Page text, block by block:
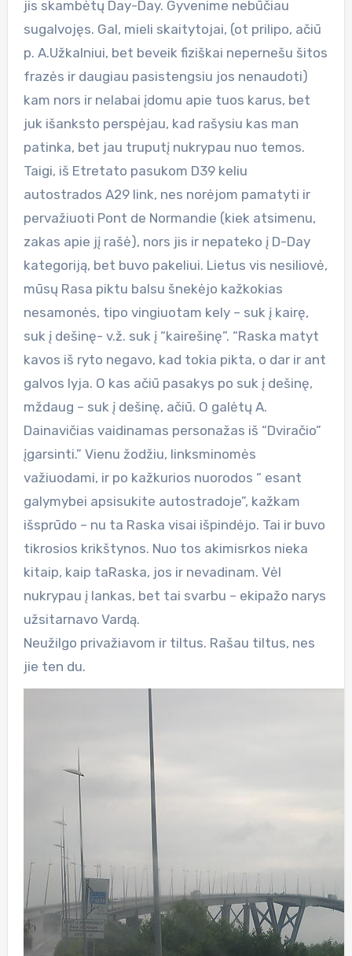
jis skambėtų Day-Day. Gyvenime nebūčiau
sugalvojęs. Gal, mieli skaitytojai, (ot prilipo, ačiū
p. A.Užkalniui, bet beveik fiziškai nepernešu šitos
frazės ir daugiau pasistengsiu jos nenaudoti)
kam nors ir nelabai įdomu apie tuos karus, bet
juk išanksto perspėjau, kad rašysiu kas man
patinka, bet jau truputį nukrypau nuo temos.
Taigi, iš Etretato pasukom D39 keliu
autostrados A29 link, nes norėjom pamatyti ir
pervažiuoti Pont de Normandie (kiek atsimenu,
zakas apie jį rašė), nors jis ir nepateko į D-Day
kategoriją, bet buvo pakeliui. Lietus vis nesiliovė,
mūsų Rasa piktu balsu šnekėjo kažkokias
nesamonės, tipo vingiuotam kely – suk į kairę,
suk į dešinę- v.ž. suk į “kairešinę”. “Raska matyt
kavos iš ryto negavo, kad tokia pikta, o dar ir ant
galvos lyja. O kas ačiū pasakys po suk į dešinę,
mždaug – suk į dešinę, ačiū. O galėtų A.
Dainavičias vaidinamas personažas iš “Dviračio”
įgarsinti.” Vienu žodžiu, linksminomės
važiuodami, ir po kažkurios nuorodos “ esant
galymybei apsisukite autostradoje”, kažkam
išsprūdo – nu ta Raska visai išpindėjo. Tai ir buvo
tikrosios krikštynos. Nuo tos akimisrkos nieka
kitaip, kaip taRaska, jos ir nevadinam. Vėl
nukrypau į lankas, bet tai svarbu – ekipažo narys
užsitarnavo Vardą.
Neužilgo privažiavom ir tiltus. Rašau tiltus, nes
jie ten du.